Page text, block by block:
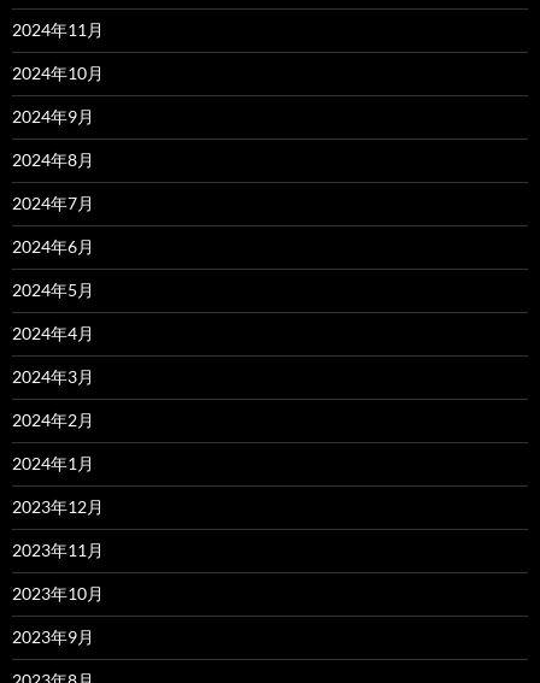
2024年11月
2024年10月
2024年9月
2024年8月
2024年7月
2024年6月
2024年5月
2024年4月
2024年3月
2024年2月
2024年1月
2023年12月
2023年11月
2023年10月
2023年9月